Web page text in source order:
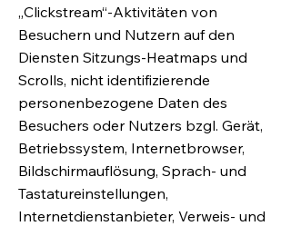
„Clickstream“-Aktivitäten von
Besuchern und Nutzern auf den
Diensten Sitzungs-Heatmaps und
Scrolls, nicht identifizierende
personenbezogene Daten des
Besuchers oder Nutzers bzgl. Gerät,
Betriebssystem, Internetbrowser,
Bildschirmauflösung, Sprach- und
Tastatureinstellungen,
Internetdienstanbieter, Verweis- und